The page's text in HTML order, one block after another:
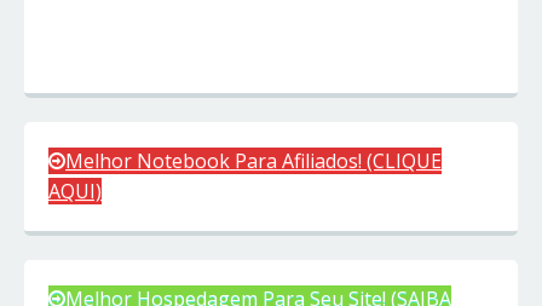
Melhor Notebook Para Afiliados! (CLIQUE
AQUI)
Melhor Hospedagem Para Seu Site! (SAIBA